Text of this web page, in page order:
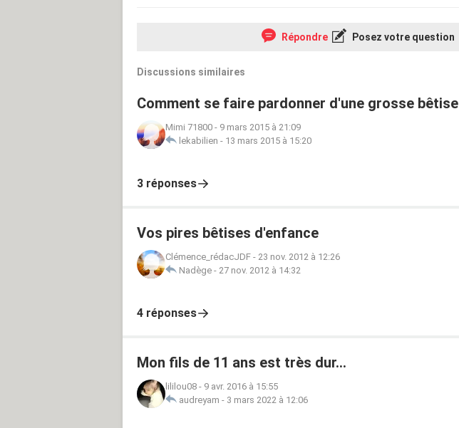
Répondre Posez votre question
Discussions similaires
Comment se faire pardonner d'une grosse bêtise
Mimi 71800 - 9 mars 2015 à 21:09
lekabilien - 13 mars 2015 à 15:20
3 réponses
Vos pires bêtises d'enfance
Clémence_rédacJDF - 23 nov. 2012 à 12:26
Nadège - 27 nov. 2012 à 14:32
4 réponses
Mon fils de 11 ans est très dur...
lililou08 - 9 avr. 2016 à 15:55
audreyam - 3 mars 2022 à 12:06